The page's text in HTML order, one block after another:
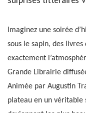
Imaginez une soirée
sous le sapin, des livres
exactement
Grande Librairie
Animée par Augustin
plateau en un